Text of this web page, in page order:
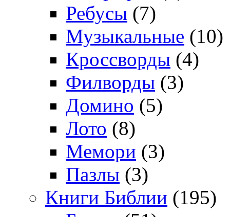
Ребусы (7)
Музыкальные (10)
Кроссворды (4)
Филворды (3)
Домино (5)
Лото (8)
Мемори (3)
Пазлы (3)
Книги Библии (195)